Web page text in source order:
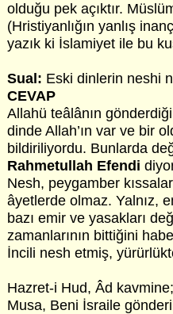
olduğu pek açıktır.
(Hristiyanlığın yanlış
yazık ki İslamiyet ile bu
Sual: Eski dinlerin neshi
CEVAP
Allahü teâlânın
dinde Allah’ın var ve bir
bildiriliyordu. Bunlarda
Rahmetullah Efendi
Nesh, peygamber
âyetlerde olmaz. Yalnız,
bazı emir ve yasakları
zamanlarının bittiğini
İncili nesh etmiş,
Hazret-i Hud, Âd
Musa, Beni İsraile